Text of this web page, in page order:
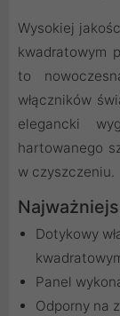
Wysokiej
kwadratowym
to
włączników
elegancki
hartowanego
w czyszczeniu.
Dotykowy
Panel
Odporny na